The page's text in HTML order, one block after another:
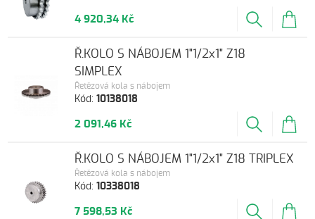
4 920,34 Kč
Kód:10138018
Řetězová kola s nábojem
Ř.KOLO S NÁBOJEM 1"1/2x1" Z18
SIMPLEX
2 091,46 Kč
Kód:10338018
Řetězová kola s nábojem
Ř.KOLO S NÁBOJEM 1"1/2x1" Z18 TRIPLEX
7 598,53 Kč